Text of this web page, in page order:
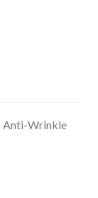
Anti-Wrinkle